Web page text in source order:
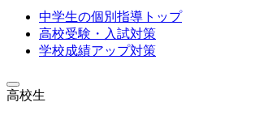
中学生の個別指導トップ
高校受験・入試対策
学校成績アップ対策
高校生